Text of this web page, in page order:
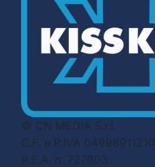
© CN MEDIA S.r.l.
C.F. e P.IVA 04998911210
R.E.A. n. 727803